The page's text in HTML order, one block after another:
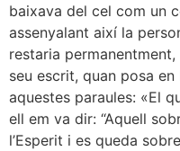
baixava del cel com un
assenyalant així la
restaria
seu escrit, quan posa
aquestes paraules: «El
ell em va dir: “Aquell
l’Esperit i es queda